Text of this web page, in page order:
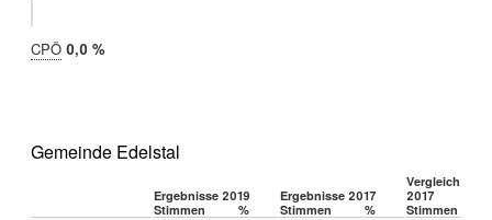
CPÖ 2019:
0,0 %
Gemeinde Edelstal
Ergebnisse 2019 Ergebnisse 2017
Vergleich
2017
Stimmen
% Stimmen % Stimmen